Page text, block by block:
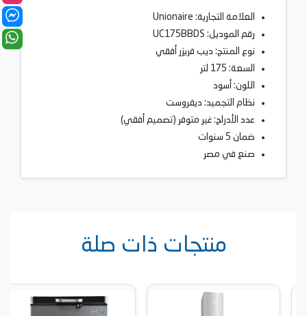
العلامة التجارية: Unionaire
رقم الموديل: UC175BBDS
نوع المنتج: ديب فريزر أفقي
السعة: 175 لتر
اللون: أسود
نظام التجميد: ديفروست
عدد الأدراج: غير متوفر (تصميم أفقي)
ضمان 5 سنوات
صنع في مصر
منتجات ذات صلة